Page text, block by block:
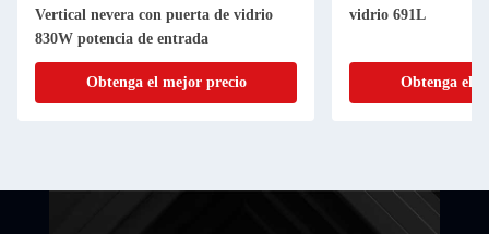
Vertical nevera con puerta de vidrio
830W potencia de entrada
Obtenga el mejor precio
vidrio 691L
Obtenga el